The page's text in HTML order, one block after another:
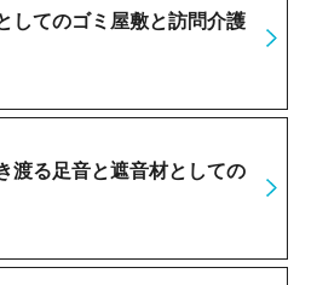
してのゴミ屋敷と訪問介護
渡る足音と遮音材としての